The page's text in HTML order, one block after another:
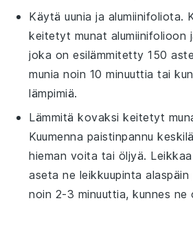
Käytäuunia ja alumiinifoliota.
keitetyt munat alumiinifolioon
joka on esilämmitetty 150
munia noin 10 minuuttia tai
lämpimiä.
Lämmitäkovaksi keitetyt
Kuumenna paistinpannu
hieman voita tai öljyä.
aseta ne leikkuupinta alaspäin
noin 2-3 minuuttia, kunnes ne